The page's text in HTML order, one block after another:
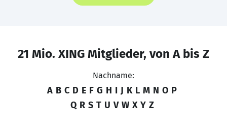
21 Mio. XING Mitglieder, von A bis Z
Nachname:
A B C D E F G H I J K L M N O P
Q R S T U V W X Y Z